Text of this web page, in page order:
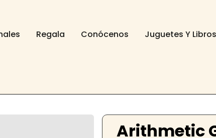
Regala Conócenos Juguetes Y Libros
Arithmetic